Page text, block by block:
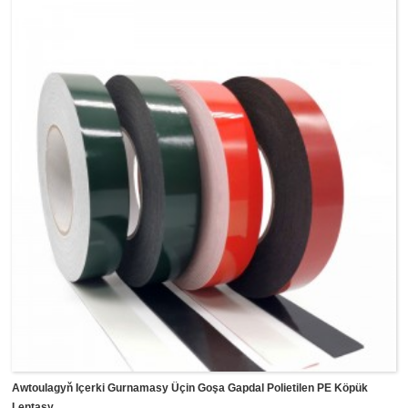
baglanyşyk programmasynda ulanylýar.
Awtoulagyň Içerki Gurnamasy Üçin Goşa Gapdal Polietilen PE Köpük